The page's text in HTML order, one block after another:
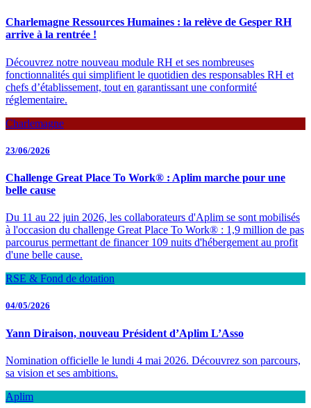
Charlemagne Ressources Humaines : la relève de Gesper RH
arrive à la rentrée !
Découvrez notre nouveau module RH et ses nombreuses
fonctionnalités qui simplifient le quotidien des responsables RH et
chefs d’établissement, tout en garantissant une conformité
réglementaire.
Charlemagne
23/06/2026
Challenge Great Place To Work® : Aplim marche pour une
belle cause
Du 11 au 22 juin 2026, les collaborateurs d'Aplim se sont mobilisés
à l'occasion du challenge Great Place To Work® : 1,9 million de pas
parcourus permettant de financer 109 nuits d'hébergement au profit
d'une belle cause.
RSE & Fond de dotation
04/05/2026
Yann Diraison, nouveau Président d’Aplim L’Asso
Nomination officielle le lundi 4 mai 2026. Découvrez son parcours,
sa vision et ses ambitions.
Aplim